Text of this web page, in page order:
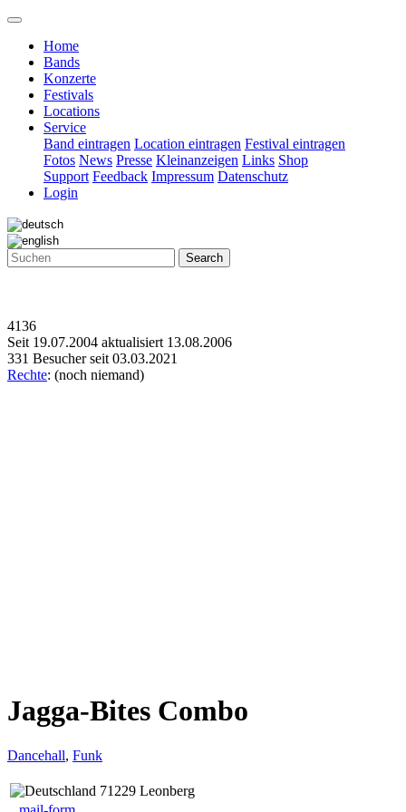
Home
Bands
Konzerte
Festivals
Locations
Service
Band eintragen Location eintragen Festival eintragen
Fotos News Presse Kleinanzeigen Links Shop
Support Feedback Impressum Datenschutz
Login
Search
4136
Seit 19.07.2004 aktualisiert 13.08.2006
331 Besucher seit 03.03.2021
Rechte: (noch niemand)
Jagga-Bites Combo
Dancehall, Funk
71229 Leonberg